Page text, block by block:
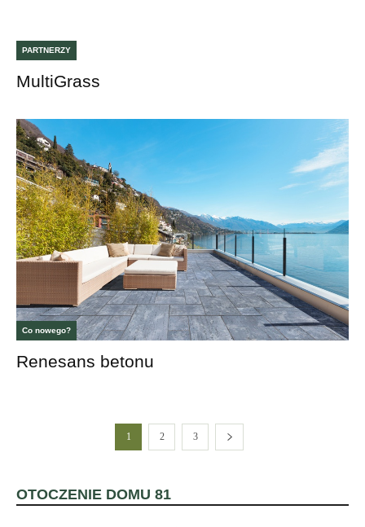
PARTNERZY
MultiGrass
Co nowego?
Renesans betonu
1 2 3
OTOCZENIE DOMU 81